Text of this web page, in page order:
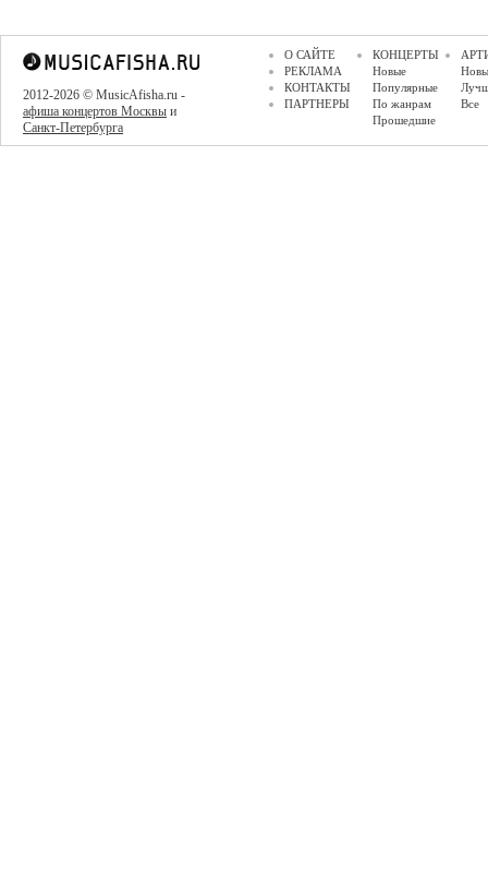
2012-2026 © MusicAfisha.ru -
афиша концертов Москвы и
Санкт-Петербурга
О САЙТЕ
РЕКЛАМА
КОНТАКТЫ
ПАРТНЕРЫ
КОНЦЕРТЫ
Новые
Популярные
По жанрам
Прошедшие
Все